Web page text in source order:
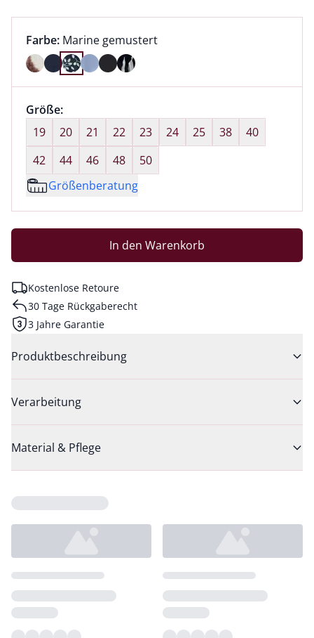
Farbauswahl:
Farbe: aktuell ausgewählt:
Marine gemustert
Farbe Marine gemustert ausgewählt
Größenauswahl:
Größe:nichts ausgewählt
19
20 21 22 23 24 25 38
40
42
44 46 48
50
Größenberatung
In den Warenkorb
Kostenlose Retoure
30 Tage Rückgaberecht
3 Jahre Garantie
Produktbeschreibung
Verarbeitung
Material & Pflege